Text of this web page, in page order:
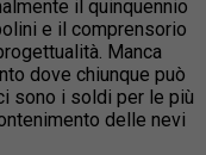
il quinquennio
e il comprensorio
Manca
dove chiunque può
sono i soldi per le più
delle nevi